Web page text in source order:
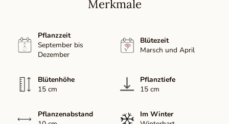
Merkmale
Pflanzzeit
September bis
Dezember
Blütezeit
Marsch und April
Blütenhöhe
15 cm
Pflanztiefe
15 cm
Pflanzenabstand
Im Winter